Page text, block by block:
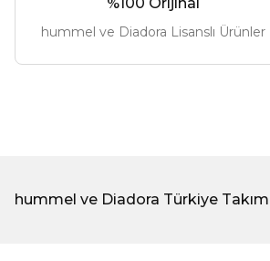
hummel ve Diadora Lisanslı Ürünler
hummel ve Diadora Türkiye